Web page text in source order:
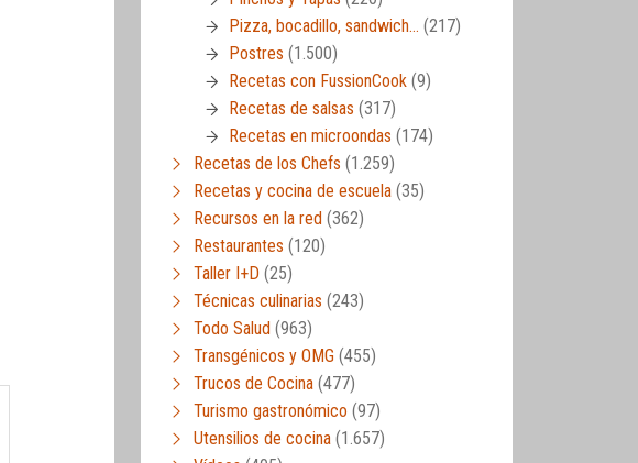
Pizza, bocadillo, sandwich… (217)
Postres (1.500)
Recetas con FussionCook (9)
Recetas de salsas (317)
Recetas en microondas (174)
Recetas de los Chefs (1.259)
Recetas y cocina de escuela (35)
Recursos en la red (362)
Restaurantes (120)
Taller I+D (25)
Técnicas culinarias (243)
Todo Salud (963)
Transgénicos y OMG (455)
Trucos de Cocina (477)
Turismo gastronómico (97)
Utensilios de cocina (1.657)